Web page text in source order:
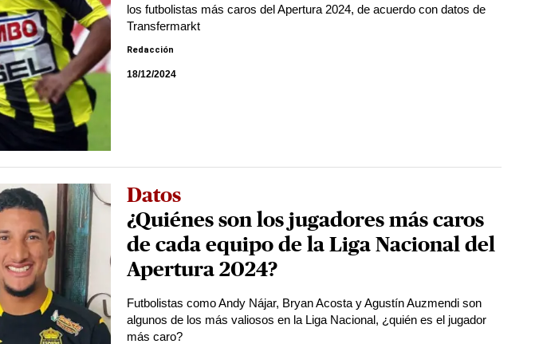
los futbolistas más caros del Apertura 2024, de acuerdo con datos de
Transfermarkt
Redacción
18/12/2024
Datos
¿Quiénes son los jugadores más caros
de cada equipo de la Liga Nacional del
Apertura 2024?
Futbolistas como Andy Nájar, Bryan Acosta y Agustín Auzmendi son
algunos de los más valiosos en la Liga Nacional, ¿quién es el jugador
más caro?